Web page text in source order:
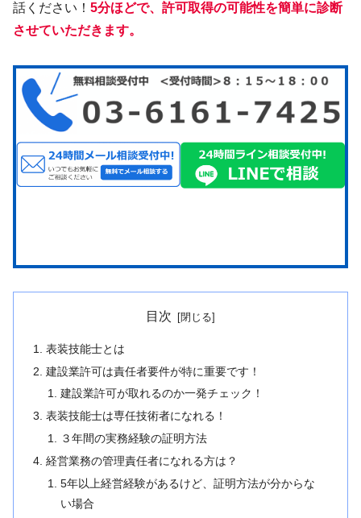
話ください！ 5分ほどで、許可取得の可能性を簡単に診断
させていただきます。
目次
表装技能士とは
建設業許可は責任者要件が特に重要です！
建設業許可が取れるのか一発チェック！
表装技能士は専任技術者になれる！
３年間の実務経験の証明方法
経営業務の管理責任者になれる方は？
5年以上経営経験があるけど、証明方法が分からな
い場合